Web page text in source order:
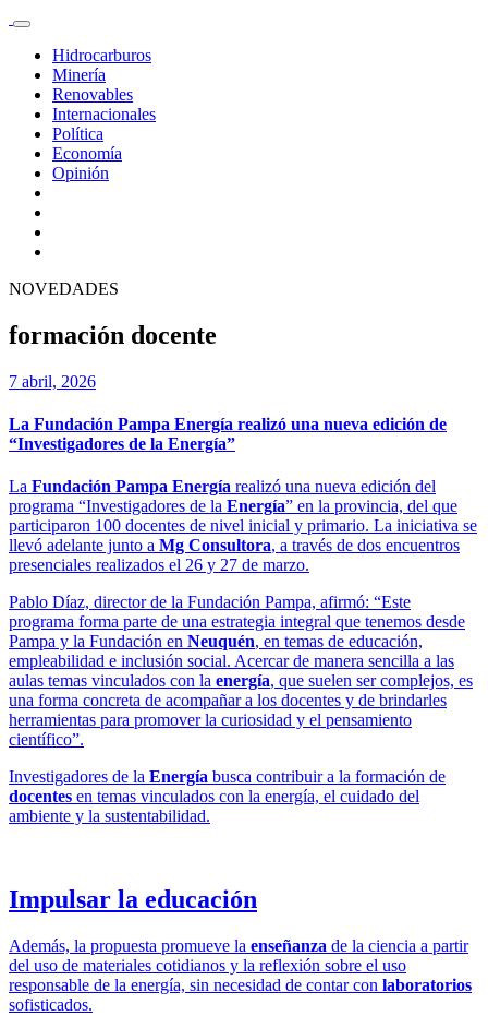
Hidrocarburos
Minería
Renovables
Internacionales
Política
Economía
Opinión
NOVEDADES
formación docente
7 abril, 2026
La Fundación Pampa Energía realizó una nueva edición de
“Investigadores de la Energía”
La Fundación Pampa Energía realizó una nueva edición del
programa “Investigadores de la Energía” en la provincia, del que
participaron 100 docentes de nivel inicial y primario. La iniciativa se
llevó adelante junto a Mg Consultora, a través de dos encuentros
presenciales realizados el 26 y 27 de marzo.
Pablo Díaz, director de la Fundación Pampa, afirmó: “Este
programa forma parte de una estrategia integral que tenemos desde
Pampa y la Fundación en Neuquén, en temas de educación,
empleabilidad e inclusión social. Acercar de manera sencilla a las
aulas temas vinculados con la energía, que suelen ser complejos, es
una forma concreta de acompañar a los docentes y de brindarles
herramientas para promover la curiosidad y el pensamiento
científico”.
Investigadores de la Energía busca contribuir a la formación de
docentes en temas vinculados con la energía, el cuidado del
ambiente y la sustentabilidad.
Impulsar la educación
Además, la propuesta promueve la enseñanza de la ciencia a partir
del uso de materiales cotidianos y la reflexión sobre el uso
responsable de la energía, sin necesidad de contar con laboratorios
sofisticados.